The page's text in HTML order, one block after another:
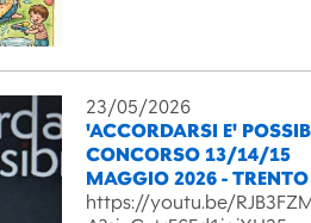
23/05/2026
'ACCORDARSI E'
CONCORSO 13/14/15
MAGGIO 2026 - TRENTO
https://youtu.be/